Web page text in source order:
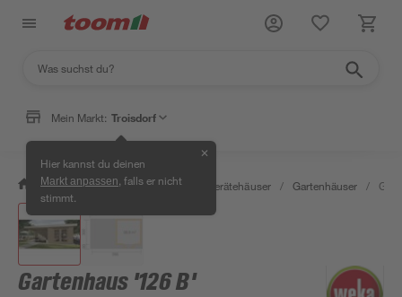
Mein Markt: Troisdorf
Hier kannst du deinen
Markt anpassen , falls er nicht
stimmt.
✕
/ Garten & Freizeit / Garten- & Gerätehäuser / Gartenhäuser /
Gartenhaus '126 B'